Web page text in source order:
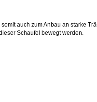
auch zum Anbau an starke
Schaufel bewegt werden.